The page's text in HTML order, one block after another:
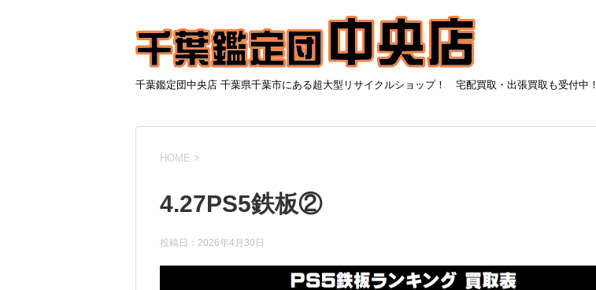
千葉鑑定団中央店 千葉県千葉市にある超大型リサイクルショップ！ 宅配買取・出張買取も受付中！
HOME >
4.27PS5鉄板②
投稿日： 2026年4月30日